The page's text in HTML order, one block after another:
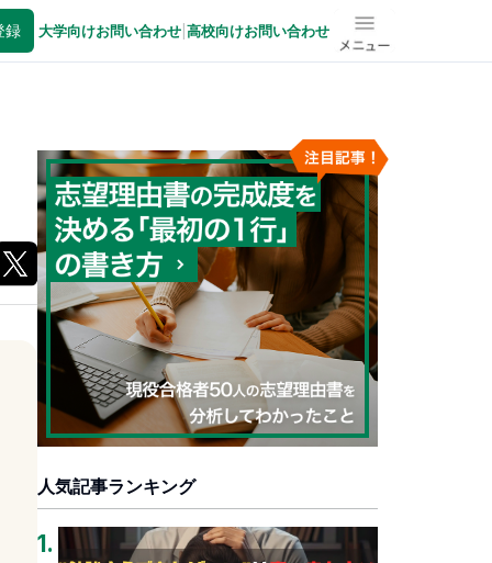
録 大学向けお問い合わせ 高校向けお問い合わせ メニュー
人気記事ランキング
1.